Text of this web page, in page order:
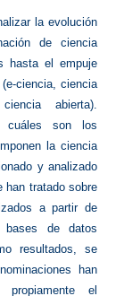
la evolución
de ciencia
hasta el empuje
ciencia, ciencia
abierta).
cuáles son los
la ciencia
y analizado
han tratado sobre
a partir de
bases de datos
resultados, se
han
el